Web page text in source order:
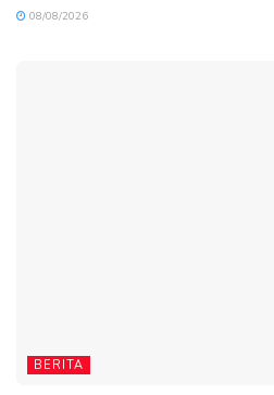
08/08/2026
BERITA